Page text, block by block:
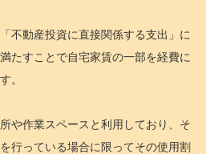
不動産投資に直接関係する支出」に
たすことで自宅家賃の一部を経費に
。
や作業スペースと利用しており、そ
行っている場合に限ってその使用割